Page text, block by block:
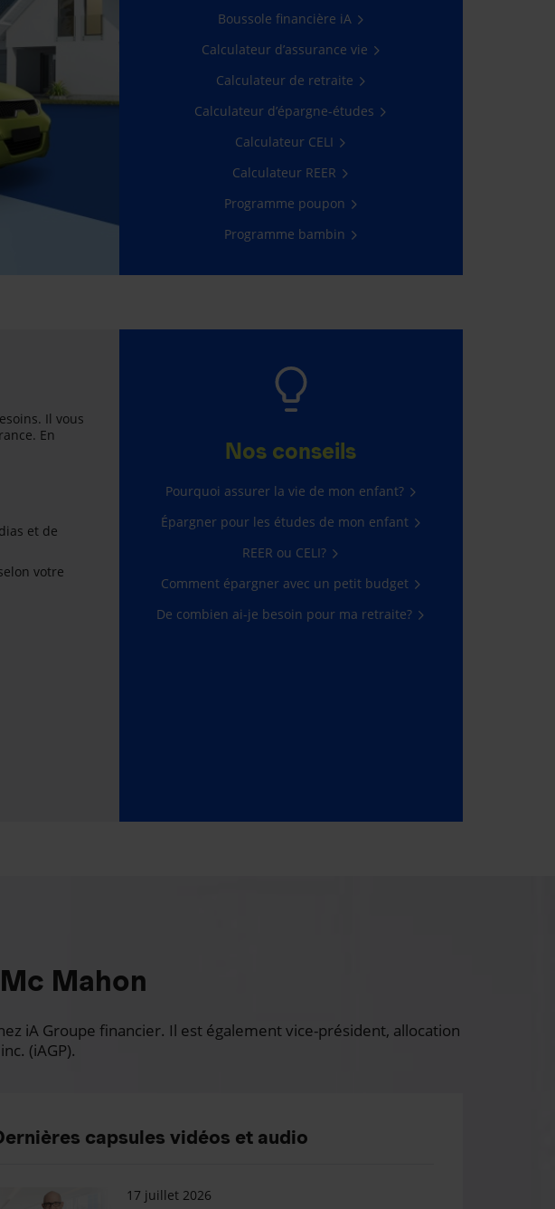
Une assurance maladie grave
gratuite pour votre bambin âgé
de 2 à 5 ans avec, en prime, un
joli cadeau!
En savoir plus
Boussole financière iA
Calculateur d’assurance vie
Calculateur de retraite
Calculateur d’épargne-études
Calculateur CELI
Calculateur REER
Programme poupon
Programme bambin
Il vous
En
et de
votre
Nos conseils
Pourquoi assurer la vie de mon enfant?
Épargner pour les études de mon enfant
REER ou CELI?
Comment épargner avec un petit budget
De combien ai-je besoin pour ma retraite?
Mahon
iA Groupe financier. Il est également vice-président, allocation
(iAGP).
capsules vidéos et audio
17 juillet 2026